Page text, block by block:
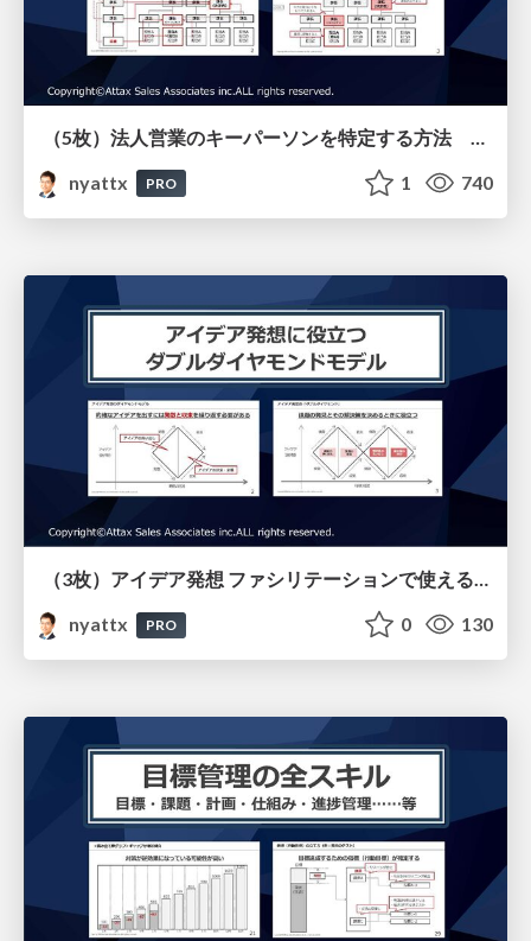
nyattx
PRO 1 740
（3枚）アイデア発想 ファシリテーションで使えるダブルダイヤモンド
nyattx
PRO 0 130